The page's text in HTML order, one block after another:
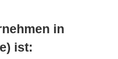
in
ist: